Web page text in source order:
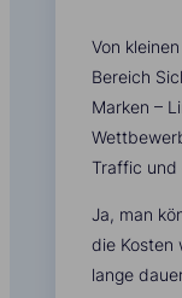
Von
Bereich
Marken –
Traffic und
Ja, man
die Kosten
lange